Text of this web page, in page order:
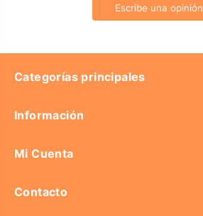
Escribe una opinión
Categorías principales
Información
Mi Cuenta
Contacto